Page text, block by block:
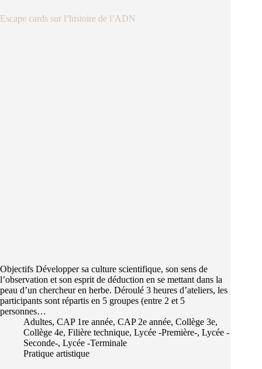
Escape cards sur l’histoire de l’ADN
Objectifs Développer sa culture scientifique, son sens de
l’observation et son esprit de déduction en se mettant dans la
peau d’un chercheur en herbe. Déroulé 3 heures d’ateliers, les
participants sont répartis en 5 groupes (entre 2 et 5
personnes…
Adultes, CAP 1re année, CAP 2e année, Collège 3e,
Collège 4e, Filière technique, Lycée -Première-, Lycée -
Seconde-, Lycée -Terminale
Pratique artistique